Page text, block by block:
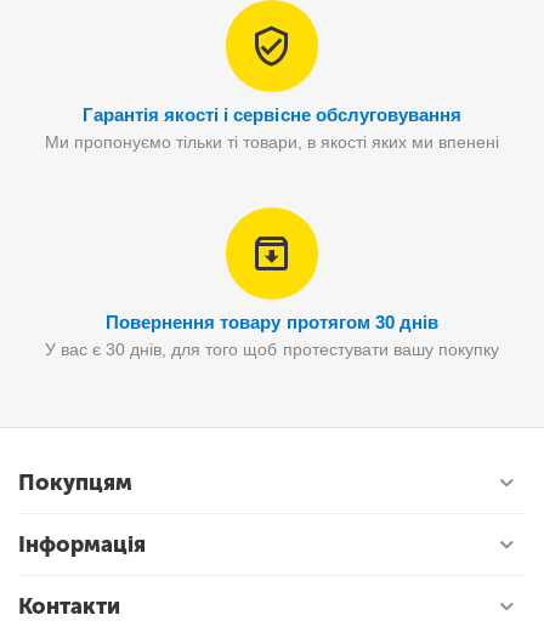
Гарантія якості і сервісне обслуговування
Ми пропонуємо тільки ті товари, в якості яких ми впенені
Повернення товару протягом 30 днів
У вас є 30 днів, для того щоб протестувати вашу покупку
Покупцям
Інформація
Контакти